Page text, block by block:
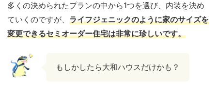
多くの決められたプランの中から1つを選び、内装を決め
ていくのですが、 ライフジェニックのように家のサイズを
変更できるセミオーダー住宅は非常に珍しいです。
もしかしたら大和ハウスだけかも？